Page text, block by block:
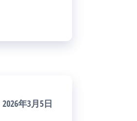
2026年3月5日